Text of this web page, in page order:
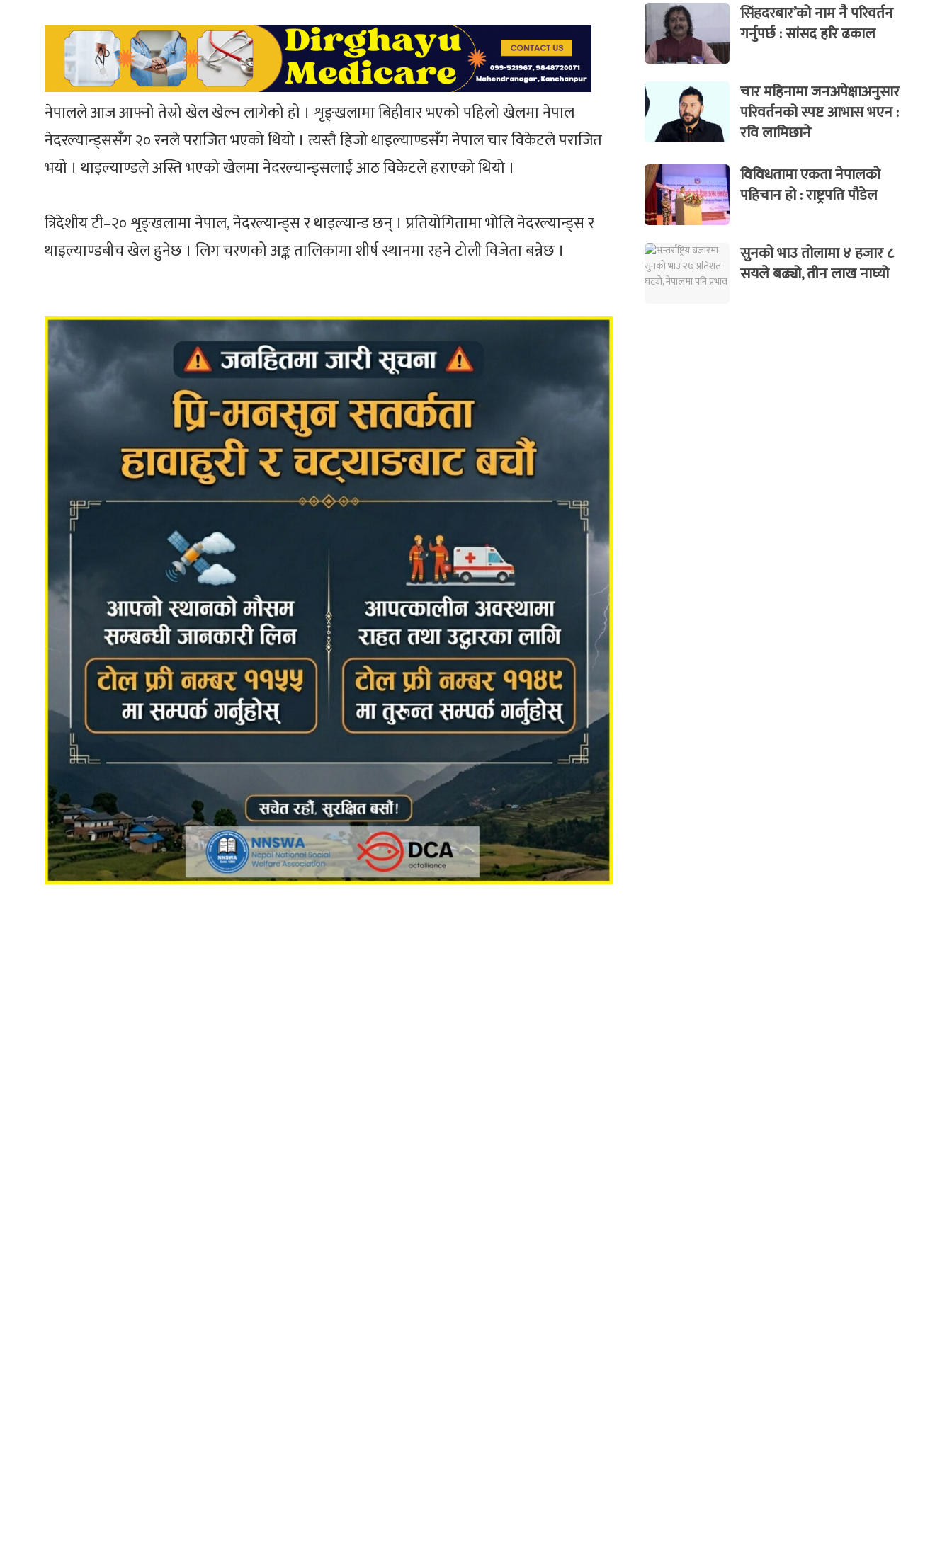
नेपालले आज आफ्नो तेस्रो खेल खेल्न लागेको हो । शृङ्खलामा बिहीवार भएको पहिलो खेलमा नेपाल
नेदरल्यान्ड्ससँग २० रनले पराजित भएको थियो । त्यस्तै हिजो थाइल्याण्डसँग नेपाल चार विकेटले पराजित
भयो । थाइल्याण्डले अस्ति भएको खेलमा नेदरल्यान्ड्सलाई आठ विकेटले हराएको थियो ।
त्रिदेशीय टी–२० शृङ्खलामा नेपाल, नेदरल्यान्ड्स र थाइल्यान्ड छन् । प्रतियोगितामा भोलि नेदरल्यान्ड्स र
थाइल्याण्डबीच खेल हुनेछ । लिग चरणको अङ्क तालिकामा शीर्ष स्थानमा रहने टोली विजेता बन्नेछ ।
सिंहदरबार’को नाम नै परिवर्तन
गर्नुपर्छ : सांसद हरि ढकाल
चार महिनामा जनअपेक्षाअनुसार
परिवर्तनको स्पष्ट आभास भएन :
रवि लामिछाने
विविधतामा एकता नेपालको
पहिचान हो : राष्ट्रपति पौडेल
सुनको भाउ तोलामा ४ हजार ८
सयले बढ्यो, तीन लाख नाघ्यो